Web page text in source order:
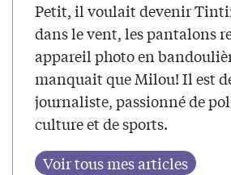
Petit, il voulait devenir
dans le vent, les pantalons
appareil photo en
manquait que Milou! Il est
journaliste, passionné de
culture et de sports.